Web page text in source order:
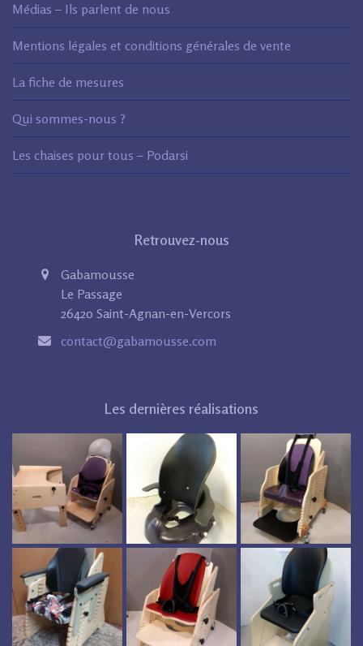
Médias – Ils parlent de nous
Mentions légales et conditions générales de vente
La fiche de mesures
Qui sommes-nous ?
Les chaises pour tous – Podarsi
Retrouvez-nous
Gabamousse
Le Passage
26420 Saint-Agnan-en-Vercors
contact@gabamousse.com
Les dernières réalisations